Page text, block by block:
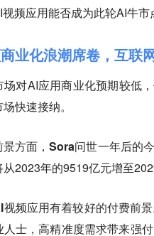
频应用能否成为此轮AI牛市
业化浪潮席卷，互联
场对AI应用商业化预期较低
快速接纳。
方面，Sora问世一年后的
2023年的9519亿元增至
频应用有着较好的付费前景
人士，高精准度需求带来强